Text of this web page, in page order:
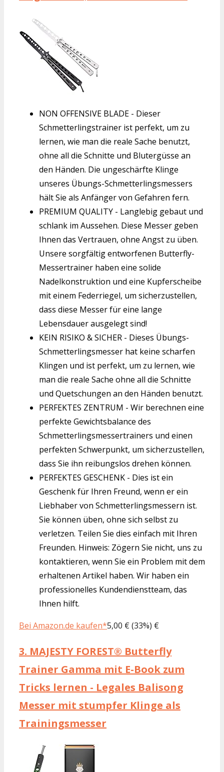
NON OFFENSIVE BLADE - Dieser
Schmetterlingstrainer ist perfekt, um zu
lernen, wie man die reale Sache benutzt,
ohne all die Schnitte und Blutergüsse an
den Händen. Die ungeschärfte Klinge
unseres Übungs-Schmetterlingsmessers
hält Sie als Anfänger von Gefahren fern.
PREMIUM QUALITY - Langlebig gebaut und
schlank im Aussehen. Diese Messer geben
Ihnen das Vertrauen, ohne Angst zu üben.
Unsere sorgfältig entworfenen Butterfly-
Messertrainer haben eine solide
Nadelkonstruktion und eine Kupferscheibe
mit einem Federriegel, um sicherzustellen,
dass diese Messer für eine lange
Lebensdauer ausgelegt sind!
KEIN RISIKO & SICHER - Dieses Übungs-
Schmetterlingsmesser hat keine scharfen
Klingen und ist perfekt, um zu lernen, wie
man die reale Sache ohne all die Schnitte
und Quetschungen an den Händen benutzt.
PERFEKTES ZENTRUM - Wir berechnen eine
perfekte Gewichtsbalance des
Schmetterlingsmessertrainers und einen
perfekten Schwerpunkt, um sicherzustellen,
dass Sie ihn reibungslos drehen können.
PERFEKTES GESCHENK - Dies ist ein
Geschenk für Ihren Freund, wenn er ein
Liebhaber von Schmetterlingsmessern ist.
Sie können üben, ohne sich selbst zu
verletzen. Teilen Sie dies einfach mit Ihren
Freunden. Hinweis: Zögern Sie nicht, uns zu
kontaktieren, wenn Sie ein Problem mit dem
erhaltenen Artikel haben. Wir haben ein
professionelles Kundendienstteam, das
Ihnen hilft.
Bei Amazon.de kaufen*5,00 € (33%) €
3. MAJESTY FOREST® Butterfly
Trainer Gamma mit E-Book zum
Tricks lernen - Legales Balisong
Messer mit stumpfer Klinge als
Trainingsmesser